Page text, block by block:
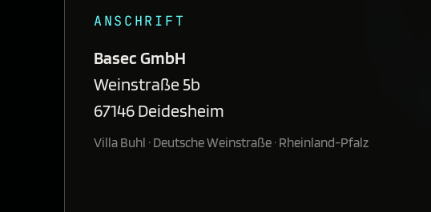
ANSCHRIFT
Basec GmbH
Weinstraße 5b
67146 Deidesheim
Villa Buhl · Deutsche Weinstraße · Rheinland-Pfalz